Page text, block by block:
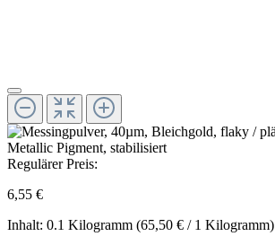
Regulärer Preis:
6,55 €
Inhalt: 0.1 Kilogramm (65,50 € / 1 Kilogramm)